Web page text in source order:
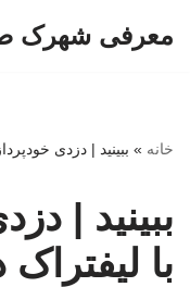
معرفی شهرک
خانه » ببینید | دزدی
ببینید |
با لیفتراک